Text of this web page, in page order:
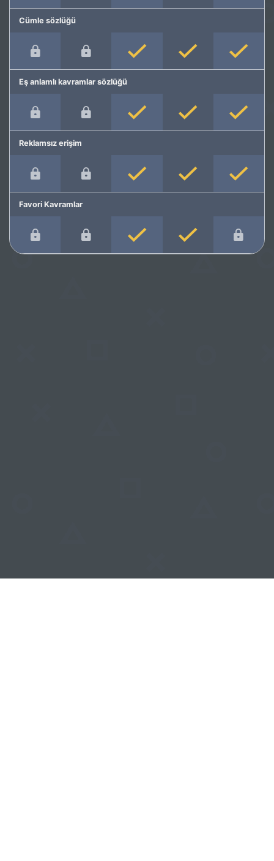
Cümle sözlüğü
Eş anlamlı kavramlar sözlüğü
Reklamsız erişim
Favori Kavramlar